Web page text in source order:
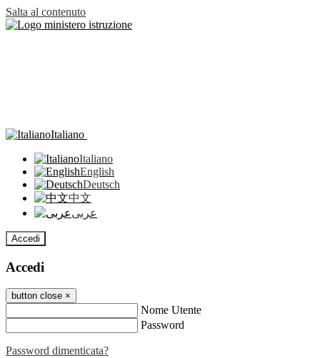
Salta al contenuto
Italiano
Italiano
English
Deutsch
中文
عربى
Accedi
Accedi
button close ×
Nome Utente
Password
Password dimenticata?